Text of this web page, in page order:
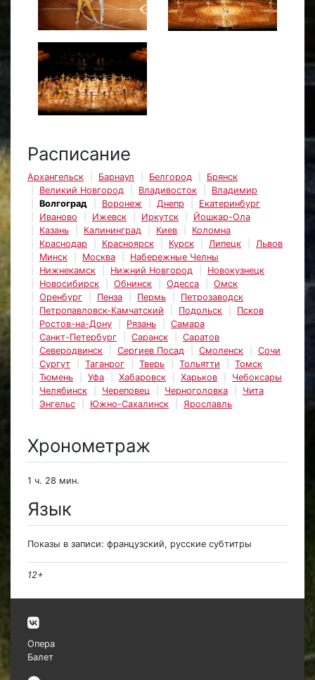
Расписание
Архангельск Барнаул Белгород
Брянск
Великий Новгород
Владивосток
Владимир
Волгоград
Воронеж Днепр
Екатеринбург
Иваново
Ижевск Иркутск
Йошкар-Ола
Казань
Калининград Киев
Коломна
Краснодар
Красноярск Курск Липецк
Львов
Минск
Москва
Набережные Челны
Нижнекамск
Нижний Новгород
Новокузнецк
Новосибирск
Обнинск Одесса
Омск
Оренбург
Пенза Пермь
Петрозаводск
Петропавловск-Камчатский
Подольск
Псков
Ростов-на-Дону
Рязань
Самара
Санкт-Петербург
Саранск
Саратов
Северодвинск
Сергиев Посад Смоленск
Сочи
Сургут
Таганрог Тверь Тольятти
Томск
Тюмень
Уфа Хабаровск Харьков
Чебоксары
Челябинск
Череповец Черноголовка
Чита
Энгельс
Южно-Сахалинск Ярославль
Хронометраж
1 ч. 28 мин.
Язык
Показы в записи: французский, русские субтитры
12+
Опера
Балет